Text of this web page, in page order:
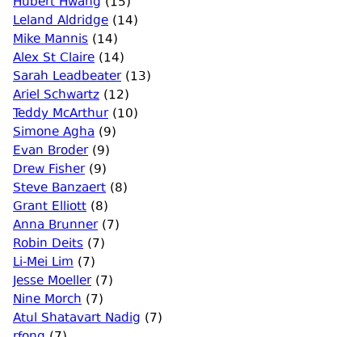
Leland Aldridge (14)
Mike Mannis (14)
Alex St Claire (14)
Sarah Leadbeater(13)
Ariel Schwartz (12)
Teddy McArthur(10)
Simone Agha (9)
Evan Broder(9)
Drew Fisher(9)
Steve Banzaert (8)
Grant Elliott (8)
Anna Brunner(7)
Robin Deits (7)
Li-Mei Lim (7)
Jesse Moeller(7)
Nine Morch (7)
Atul Shatavart Nadig (7)